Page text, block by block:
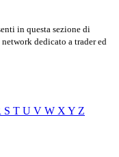
in questa sezione di
dedicato a trader ed
S T U V W X Y Z